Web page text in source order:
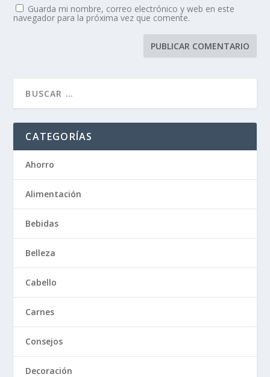
Guarda mi nombre, correo electrónico y web en este
navegador para la próxima vez que comente.
CATEGORÍAS
Ahorro
Alimentación
Bebidas
Belleza
Cabello
Carnes
Consejos
Decoración